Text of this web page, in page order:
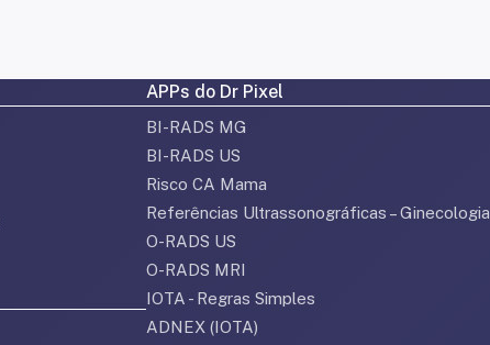
APPs do Dr Pixel
BI-RADS MG
BI-RADS US
Risco CA Mama
Referências Ultrassonográficas – Ginecologia
O-RADS US
O-RADS MRI
IOTA - Regras Simples
ADNEX (IOTA)